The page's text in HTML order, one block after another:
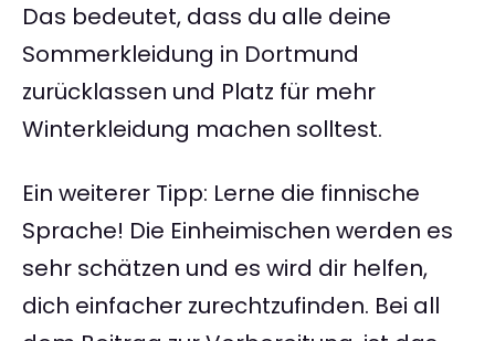
Das bedeutet, dass du alle deine
Sommerkleidung in Dortmund
zurücklassen und Platz für mehr
Winterkleidung machen solltest.
Ein weiterer Tipp: Lerne die finnische
Sprache! Die Einheimischen werden es
sehr schätzen und es wird dir helfen,
dich einfacher zurechtzufinden. Bei all